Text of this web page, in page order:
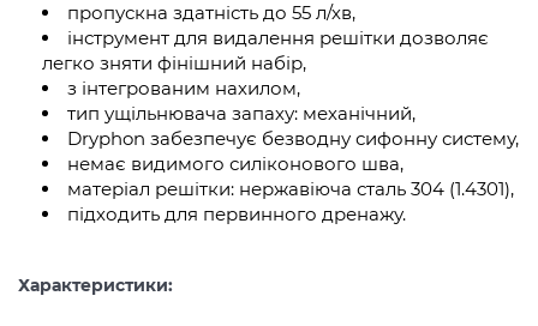
пропускна здатність до 55 л/хв,
інструмент для видалення решітки дозволяє
легко зняти фінішний набір,
з інтегрованим нахилом,
тип ущільнювача запаху: механічний,
Dryphon забезпечує безводну сифонну систему,
немає видимого силіконового шва,
матеріал решітки: нержавіюча сталь 304 (1.4301),
підходить для первинного дренажу.
Характеристики: